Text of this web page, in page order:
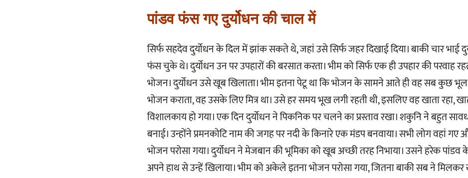
पांडव फंस गए दुर्योधन की चाल में
सिर्फ सहदेव दुर्योधन के दिल में झांक सकते थे, जहां उसे सिर्फ जहर दिखाई दिया। बाकी चार भाई
फंस चुके थे। दुर्योधन उन पर उपहारों की बरसात करता। भीम को सिर्फ एक ही उपहार की परवाह
भोजन। दुर्योधन उसे खूब खिलाता। भीम इतना पेटू था कि भोजन के सामने आते ही वह सब कुछ भूल
भोजन कराता, वह उसके लिए मित्र था। उसे हर समय भूख लगी रहती थी, इसलिए वह खाता रहा,
विशालकाय हो गया। एक दिन दुर्योधन ने पिकनिक पर चलने का प्रस्ताव रखा। शकुनि ने बहुत
बनाई। उन्होंने प्रमनकोटि नाम की जगह पर नदी के किनारे एक मंडप बनवाया। सभी लोग वहां गए
भोजन परोसा गया। दुर्योधन ने मेजबान की भूमिका को खूब अच्छी तरह निभाया। उसने हरेक
अपने हाथ से उन्हें खिलाया। भीम को अकेले इतना भोजन परोसा गया, जितना बाकी सब ने मिलकर